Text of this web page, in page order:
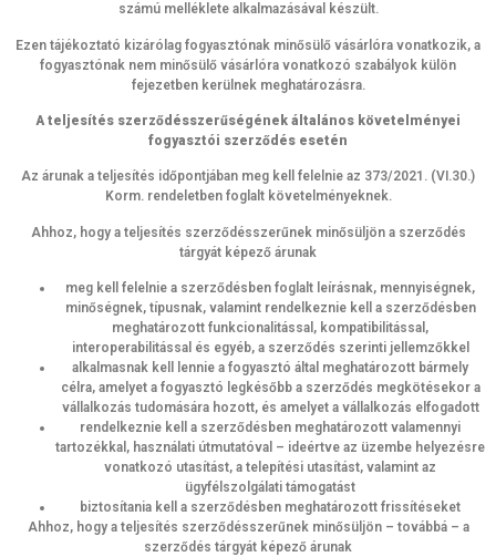
számú melléklete alkalmazásával készült.
Ezen tájékoztató kizárólag fogyasztónak minősülő vásárlóra vonatkozik, a
fogyasztónak nem minősülő vásárlóra vonatkozó szabályok külön
fejezetben kerülnek meghatározásra.
A teljesítés szerződésszerűségének általános követelményei
fogyasztói szerződés esetén
Az árunak a teljesítés időpontjában meg kell felelnie az 373/2021. (VI.30.)
Korm. rendeletben foglalt követelményeknek.
Ahhoz, hogy a teljesítés szerződésszerűnek minősüljön a szerződés
tárgyát képező árunak
meg kell felelnie a szerződésben foglalt leírásnak, mennyiségnek,
minőségnek, típusnak, valamint rendelkeznie kell a szerződésben
meghatározott funkcionalitással, kompatibilitással,
interoperabilitással és egyéb, a szerződés szerinti jellemzőkkel
alkalmasnak kell lennie a fogyasztó által meghatározott bármely
célra, amelyet a fogyasztó legkésőbb a szerződés megkötésekor a
vállalkozás tudomására hozott, és amelyet a vállalkozás elfogadott
rendelkeznie kell a szerződésben meghatározott valamennyi
tartozékkal, használati útmutatóval – ideértve az üzembe helyezésre
vonatkozó utasítást, a telepítési utasítást, valamint az
ügyfélszolgálati támogatást
biztosítania kell a szerződésben meghatározott frissítéseket
Ahhoz, hogy a teljesítés szerződésszerűnek minősüljön – továbbá – a
szerződés tárgyát képező árunak